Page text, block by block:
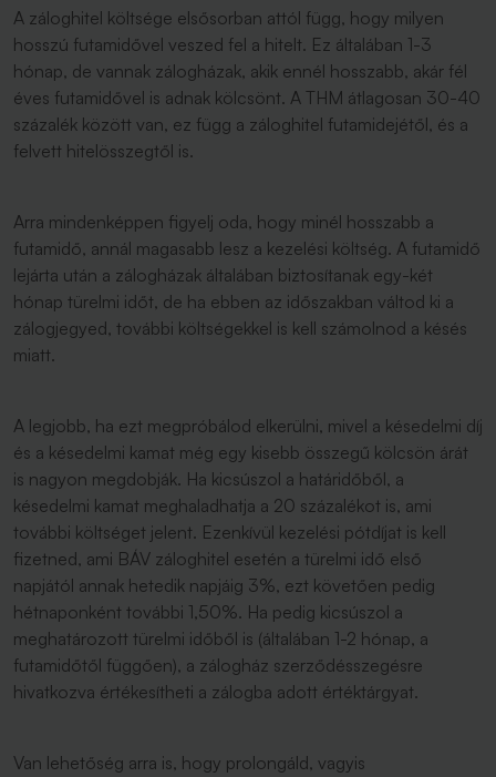
A záloghitel költsége elsősorban attól függ, hogy milyen
hosszú futamidővel veszed fel a hitelt. Ez általában 1-3
hónap, de vannak zálogházak, akik ennél hosszabb, akár fél
éves futamidővel is adnak kölcsönt. A THM átlagosan 30-40
százalék között van, ez függ a záloghitel futamidejétől, és a
felvett hitelösszegtől is.
Arra mindenképpen figyelj oda, hogy minél hosszabb a
futamidő, annál magasabb lesz a kezelési költség. A futamidő
lejárta után a zálogházak általában biztosítanak egy-két
hónap türelmi időt, de ha ebben az időszakban váltod ki a
zálogjegyed, további költségekkel is kell számolnod a késés
miatt.
A legjobb, ha ezt megpróbálod elkerülni, mivel a késedelmi díj
és a késedelmi kamat még egy kisebb összegű kölcsön árát
is nagyon megdobják. Ha kicsúszol a határidőből, a
késedelmi kamat meghaladhatja a 20 százalékot is, ami
további költséget jelent. Ezenkívül kezelési pótdíjat is kell
fizetned, ami BÁV záloghitel esetén a türelmi idő első
napjától annak hetedik napjáig 3%, ezt követően pedig
hétnaponként további 1,50%. Ha pedig kicsúszol a
meghatározott türelmi időből is (általában 1-2 hónap, a
futamidőtől függően), a zálogház szerződésszegésre
hivatkozva értékesítheti a zálogba adott értéktárgyat.
Van lehetőség arra is, hogy prolongáld, vagyis